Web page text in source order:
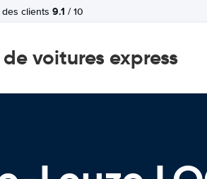
clients 9.1 / 10
voitures express